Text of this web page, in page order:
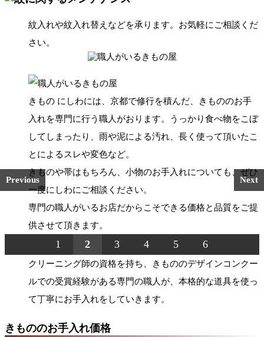
紋入れや紋入れ替えなどを承ります。お気軽にご相談くだ
さい。
きもの にしわには、京都で修行を積んだ、きもののお手
入れを専門に行う職人がおります。うっかり食べ物をこぼ
してしまったり、雨や泥による汚れ、長く使って頂いたこ
とによるスレや変色など。
きものや帯はもちろん、小物のお手入れについても、ぜひ
一度にしわにご相談ください。
専門の職人がいるお店だからこそできる価格と品質をご提
供させて頂きます。
Previous Next
1 2 3 4 5 6
クリーニング師の資格を持ち、きもののデザインコンクー
ルでの受賞経験がある専門の職人が、本格的な道具を使っ
て丁寧にお手入れをしていきます。
きもののお手入れ価格